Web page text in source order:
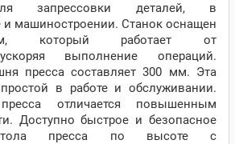
запрессовки деталей, в
и машиностроении. Станок оснащен
который работает от
выполнение операций.
пресса составляет 300 мм. Эта
в работе и обслуживании.
отличается повышенным
Доступно быстрое и безопасное
пресса по высоте с